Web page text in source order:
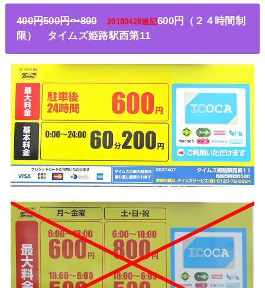
400円500円〜800 20180428追記600円（２４時間制
限）
タイムズ姫路駅西第11